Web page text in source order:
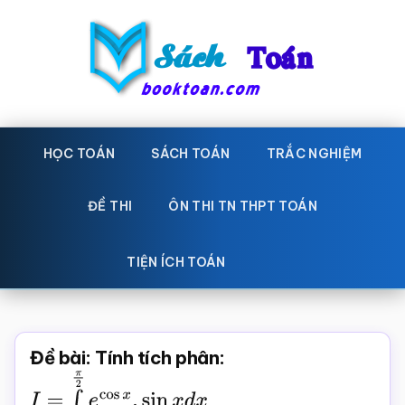
Sách
Toán
toán
Học
toán,
giáo
Toán,
HỌC TOÁN SÁCH TOÁN TRẮC NGHIỆM
ĐỀ THI ÔN THI TN THPT TOÁN
TIỆN ÍCH TOÁN
Đề bài: Tính tích phân:
I= ∫0 π2 ecosx .sin xdx